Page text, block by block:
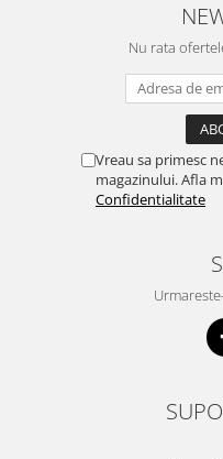
Uleiuri, grasimi si otet
Ulei de masline bio
Uleiuri esentiale
Nu rata
Vreau sa primesc
magazinului. Afla
Confidentialitate